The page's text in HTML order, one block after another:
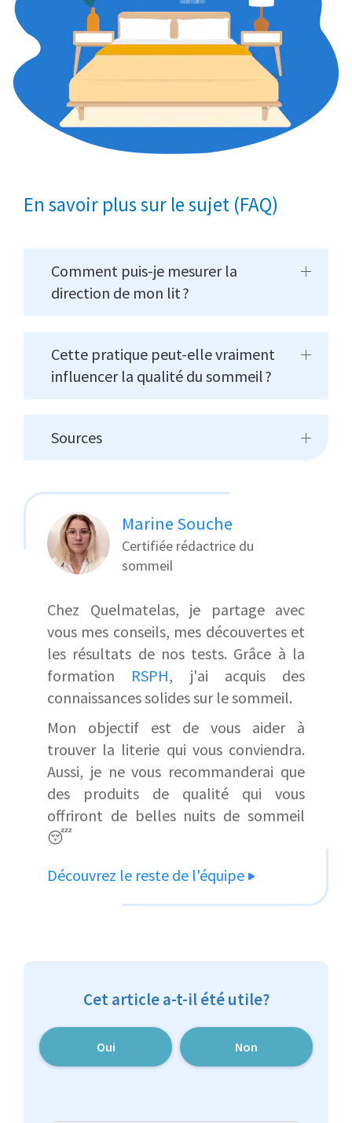
En savoir plus sur le sujet (FAQ)
Comment puis-je mesurer la
direction de mon lit ?
Cette pratique peut-elle vraiment
influencer la qualité du sommeil ?
Sources
Marine Souche
Certifiée rédactrice du
sommeil
Chez Quelmatelas, je partage avec
vous mes conseils, mes découvertes et
les résultats de nos tests. Grâce à la
formation RSPH, j'ai acquis des
connaissances solides sur le sommeil.
Mon objectif est de vous aider à
trouver la literie qui vous conviendra.
Aussi, je ne vous recommanderai que
des produits de qualité qui vous
offriront de belles nuits de sommeil
😴
Découvrez le reste de l'équipe
Cet article a-t-il été utile?
Oui Non